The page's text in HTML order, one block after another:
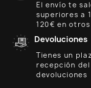
El envío te
superiores a
120€ en
Devoluciones
Tienes un
recepción
devoluciones